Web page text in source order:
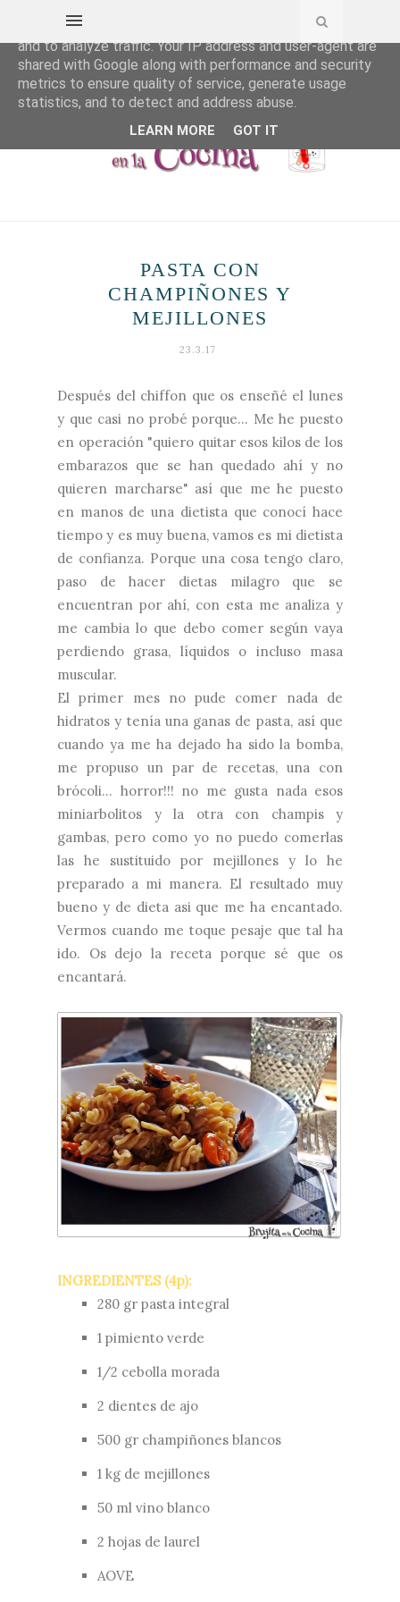
PASTA CON
CHAMPIÑONES Y
MEJILLONES
23.3.17
Después del chiffon que os enseñé el lunes
y que casi no probé porque... Me he puesto
en operación "quiero quitar esos kilos de los
embarazos que se han quedado ahí y no
quieren marcharse" así que me he puesto
en manos de una dietista que conocí hace
tiempo y es muy buena, vamos es mi dietista
de confianza. Porque una cosa tengo claro,
paso de hacer dietas milagro que se
encuentran por ahí, con esta me analiza y
me cambia lo que debo comer según vaya
perdiendo grasa, líquidos o incluso masa
muscular.
El primer mes no pude comer nada de
hidratos y tenía una ganas de pasta, así que
cuando ya me ha dejado ha sido la bomba,
me propuso un par de recetas, una con
brócoli... horror!!! no me gusta nada esos
miniarbolitos y la otra con champis y
gambas, pero como yo no puedo comerlas
las he sustituido por mejillones y lo he
preparado a mi manera. El resultado muy
bueno y de dieta asi que me ha encantado.
Vermos cuando me toque pesaje que tal ha
ido. Os dejo la receta porque sé que os
encantará.
INGREDIENTES (4p):
280 gr pasta integral
1 pimiento verde
1/2 cebolla morada
2 dientes de ajo
500 gr champiñones blancos
1 kg de mejillones
50 ml vino blanco
2 hojas de laurel
AOVE
This site uses cookies from Google to deliver its services
and to analyze traffic. Your IP address and user-agent are
shared with Google along with performance and security
metrics to ensure quality of service, generate usage
statistics, and to detect and address abuse.
LEARN MORE GOT IT